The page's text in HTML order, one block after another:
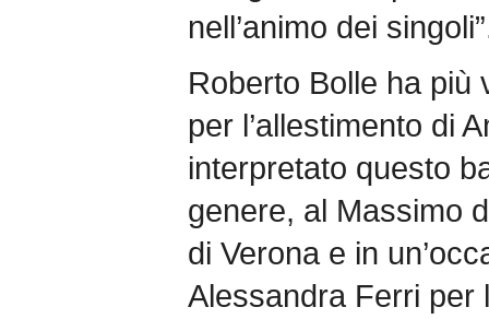
nell’animo dei
Roberto Bolle ha più
per l’allestimento di
interpretato questo
genere, al Massimo
di Verona e in
Alessandra Ferri per